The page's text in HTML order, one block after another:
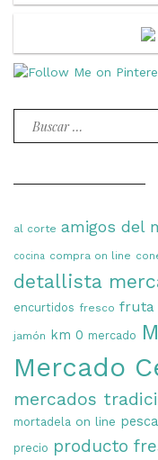
Buscar
al corte amigos del
cocina compra on line
detallista
encurtidos fresco fruta
jamón km 0 mercado
Mercado
mercados
mortadela on line
precio producto